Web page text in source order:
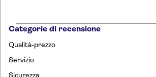
Categorie di recensione
Qualità-prezzo
Servizio
Sicurezza